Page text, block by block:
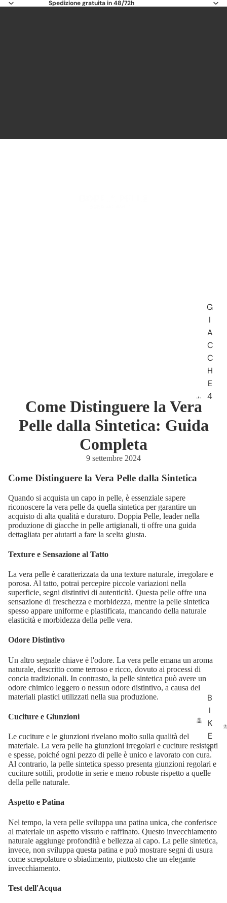
Spedizione gratuita in 48/72h
G
I
A
C
C
H
E
4
T
A
IL
B
I
K
E
R
Come Distinguere la Vera
Pelle dalla Sintetica: Guida
Completa
9 settembre 2024
Come Distinguere la Vera Pelle dalla Sintetica
Quando si acquista un capo in pelle, è essenziale sapere
riconoscere la vera pelle da quella sintetica per garantire un
acquisto di alta qualità e duraturo. Doppia Pelle, leader nella
produzione di giacche in pelle artigianali, ti offre una guida
dettagliata per aiutarti a fare la scelta giusta.
Texture e Sensazione al Tatto
La vera pelle è caratterizzata da una texture naturale, irregolare e
porosa. Al tatto, potrai percepire piccole variazioni nella
superficie, segni distintivi di autenticità. Questa pelle offre una
sensazione di freschezza e morbidezza, mentre la pelle sintetica
spesso appare uniforme e plastificata, mancando della naturale
elasticità e morbidezza della pelle vera.
Odore Distintivo
Un altro segnale chiave è l'odore. La vera pelle emana un aroma
naturale, descritto come terroso e ricco, dovuto ai processi di
concia tradizionali. In contrasto, la pelle sintetica può avere un
odore chimico leggero o nessun odore distintivo, a causa dei
materiali plastici utilizzati nella sua produzione.
Cuciture e Giunzioni
Le cuciture e le giunzioni rivelano molto sulla qualità del
materiale. La vera pelle ha giunzioni irregolari e cuciture resistenti
e spesse, poiché ogni pezzo di pelle è unico e lavorato con cura.
Al contrario, la pelle sintetica spesso presenta giunzioni regolari e
cuciture sottili, prodotte in serie e meno robuste rispetto a quelle
della pelle naturale.
Aspetto e Patina
Nel tempo, la vera pelle sviluppa una patina unica, che conferisce
al materiale un aspetto vissuto e raffinato. Questo invecchiamento
naturale aggiunge profondità e bellezza al capo. La pelle sintetica,
invece, non sviluppa questa patina e può mostrare segni di usura
come screpolature o sbiadimento, piuttosto che un elegante
invecchiamento.
Test dell'Acqua